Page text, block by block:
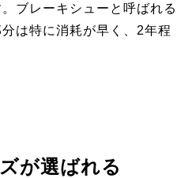
ブレーキシューと呼ばれる
は特に消耗が早く、2年程
が選ばれる